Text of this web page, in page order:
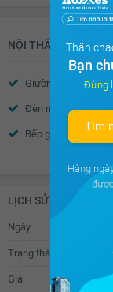
Cửa khung nhôm
Cửa gỗ công nghiệp
NỘI THẤT
Giường
Đèn ngủ
Bếp gas âm
Vách kính nhà tắm
Toilet
Bồn rửa mặt
Tủ giầy
LỊCH SỬ GIAO DỊCH
Ngày
Trạng thái
Giá
Thân
Bạn
Đừng
Tìm
Hàng